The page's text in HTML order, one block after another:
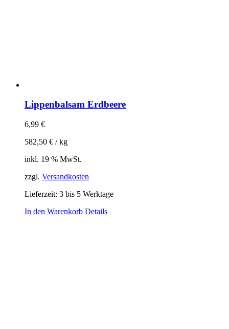
Lippenbalsam Erdbeere
6,99 €
582,50 € /kg
inkl. 19 % MwSt.
zzgl. Versandkosten
Lieferzeit: 3 bis 5 Werktage
In den Warenkorb Details